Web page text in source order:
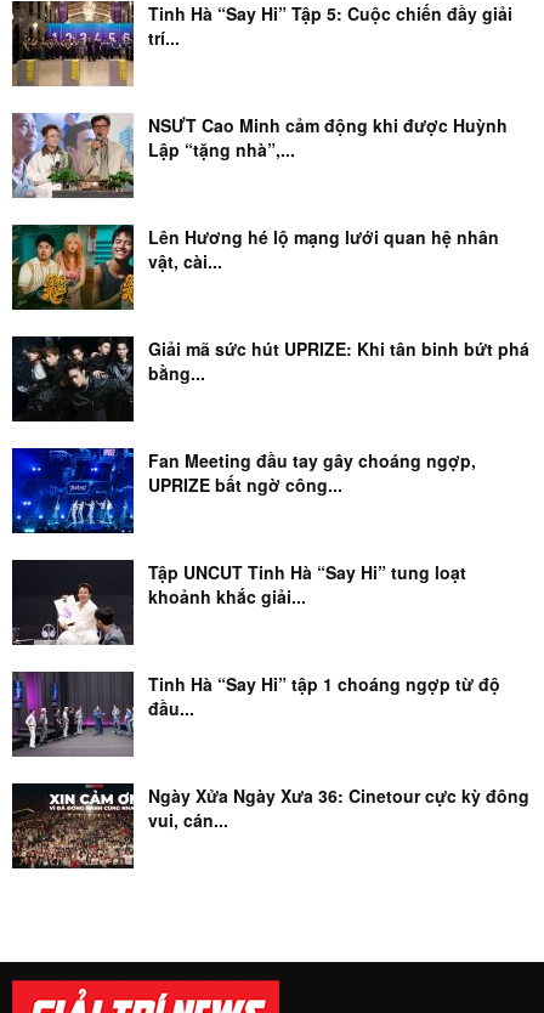
Tinh Hà “Say Hi” Tập 5: Cuộc chiến đầy giải
trí...
NSƯT Cao Minh cảm động khi được Huỳnh
Lập “tặng nhà”,...
Lên Hương hé lộ mạng lưới quan hệ nhân
vật, cài...
Giải mã sức hút UPRIZE: Khi tân binh bứt phá
bằng...
Fan Meeting đầu tay gây choáng ngợp,
UPRIZE bất ngờ công...
Tập UNCUT Tinh Hà “Say Hi” tung loạt
khoảnh khắc giải...
Tinh Hà “Say Hi” tập 1 choáng ngợp từ độ
đầu...
Ngày Xửa Ngày Xưa 36: Cinetour cực kỳ đông
vui, cán...